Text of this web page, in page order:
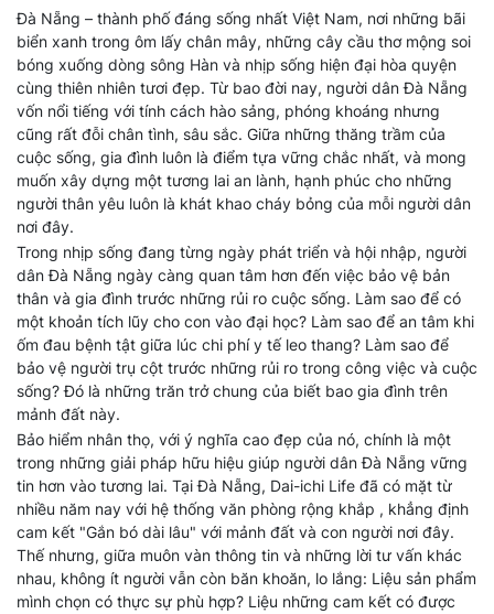
Đà Nẵng – thành phố đáng sống nhất Việt Nam, nơi những bãi
biển xanh trong ôm lấy chân mây, những cây cầu thơ mộng soi
bóng xuống dòng sông Hàn và nhịp sống hiện đại hòa quyện
cùng thiên nhiên tươi đẹp. Từ bao đời nay, người dân Đà Nẵng
vốn nổi tiếng với tính cách hào sảng, phóng khoáng nhưng
cũng rất đỗi chân tình, sâu sắc. Giữa những thăng trầm của
cuộc sống, gia đình luôn là điểm tựa vững chắc nhất, và mong
muốn xây dựng một tương lai an lành, hạnh phúc cho những
người thân yêu luôn là khát khao cháy bỏng của mỗi người dân
nơi đây.
Trong nhịp sống đang từng ngày phát triển và hội nhập, người
dân Đà Nẵng ngày càng quan tâm hơn đến việc bảo vệ bản
thân và gia đình trước những rủi ro cuộc sống. Làm sao để có
một khoản tích lũy cho con vào đại học? Làm sao để an tâm khi
ốm đau bệnh tật giữa lúc chi phí y tế leo thang? Làm sao để
bảo vệ người trụ cột trước những rủi ro trong công việc và cuộc
sống? Đó là những trăn trở chung của biết bao gia đình trên
mảnh đất này.
Bảo hiểm nhân thọ, với ý nghĩa cao đẹp của nó, chính là một
trong những giải pháp hữu hiệu giúp người dân Đà Nẵng vững
tin hơn vào tương lai. Tại Đà Nẵng, Dai-ichi Life đã có mặt từ
nhiều năm nay với hệ thống văn phòng rộng khắp , khẳng định
cam kết "Gắn bó dài lâu" với mảnh đất và con người nơi đây.
Thế nhưng, giữa muôn vàn thông tin và những lời tư vấn khác
nhau, không ít người vẫn còn băn khoăn, lo lắng: Liệu sản phẩm
mình chọn có thực sự phù hợp? Liệu những cam kết có được